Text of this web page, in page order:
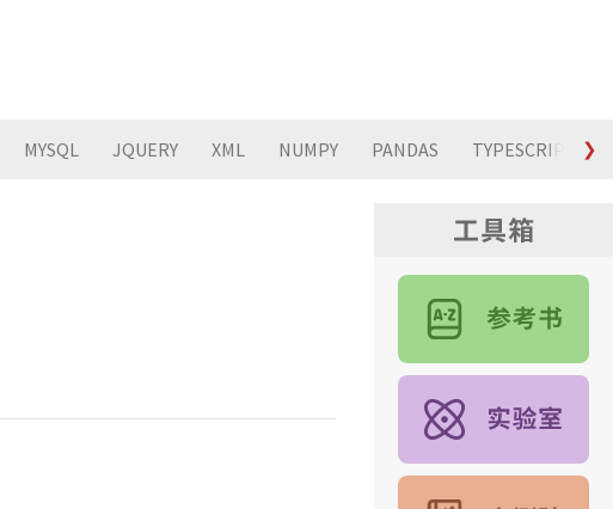
MYSQL JQUERY XML NUMPY PANDAS TYPESCRIPT ❯